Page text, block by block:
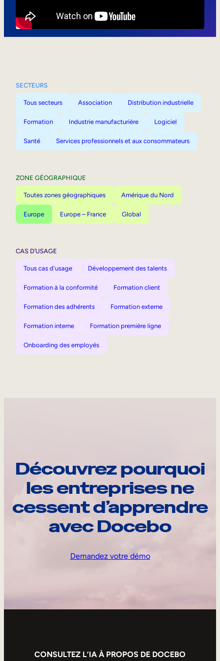
SECTEURS
Tous secteurs Association Distribution industrielle
Formation Industrie manufacturière Logiciel
Santé Services professionnels et aux consommateurs
ZONE GÉOGRAPHIQUE
Toutes zones géographiques Amérique du Nord
Europe Europe – France Global
CAS D’USAGE
Tous cas d'usage Développement des talents
Formation à la conformité Formation client
Formation des adhérents Formation externe
Formation interne Formation première ligne
Onboarding des employés
Découvrez pourquoi
les entreprises ne
cessent d’apprendre
avec Docebo
Demandez votre démo
CONSULTEZ L’IA À PROPOS DE DOCEBO